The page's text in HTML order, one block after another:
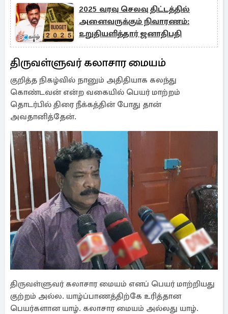
2025 வரவு செலவு திட்டத்தில்
அனைவருக்கும் நிவாரணம்:
உறுதியளித்தார் ஜனாதிபதி
திருவள்ளுவர் கலாசார மையம்
குறித்த நிகழ்வில் நானும் அதிதியாக கலந்து
கொண்டவன் என்ற வகையில் பெயர் மாற்றம்
தொடர்பில் திரை நீக்கத்தின் போது தான்
அவதானித்தேன்.
திருவள்ளுவர் கலாசார மையம் எனப் பெயர் மாற்றியது
குற்றம் அல்ல. யாழ்ப்பாணத்திற்கே உரித்தான
பெயர்களான யாழ். கலாசார மையம் அல்லது யாழ்.